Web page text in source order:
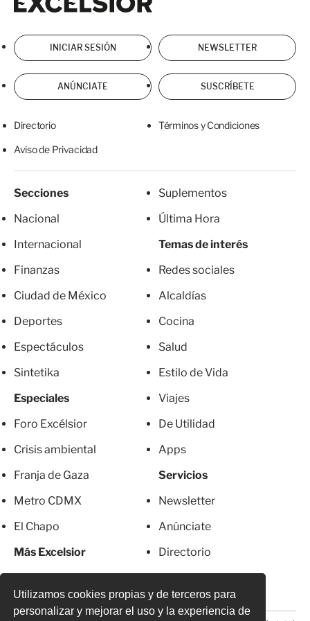
Utilizamos cookies propias y de terceros para
personalizar y mejorar el uso y la experiencia de
INICIAR SESIÓN NEWSLETTER
ANÚNCIATE SUSCRÍBETE
Directorio Términos y Condiciones
Aviso de Privacidad
Secciones
Nacional
Internacional
Finanzas
Ciudad de México
Deportes
Espectáculos
Sintetika
Especiales
Foro Excélsior
Crisis ambiental
Franja de Gaza
Metro CDMX
El Chapo
Más Excelsior
Mujeres
Suplementos
Última Hora
Temas de interés
Redes sociales
Alcaldías
Cocina
Salud
Estilo de Vida
Viajes
De Utilidad
Apps
Servicios
Newsletter
Anúnciate
Directorio
Suscripciones